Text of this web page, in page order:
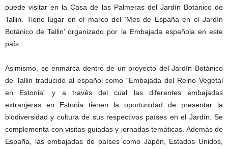
puede visitar en la Casa de las Palmeras del Jardín Botánico de
Tallin. Tiene lugar en el marco del ‘Mes de España en el Jardín
Botánico de Tallin’ organizado por la Embajada española en este
país.
Asimismo, se enmarca dentro de un proyecto del Jardín Botánico
de Tallin traducido al español como “Embajada del Reino Vegetal
en Estonia” y a través del cual las diferentes embajadas
extranjeras en Estonia tienen la oportunidad de presentar la
biodiversidad y cultura de sus respectivos países en el Jardín. Se
complementa con visitas guiadas y jornadas temáticas. Además de
España, las embajadas de países como Japón, Estados Unidos,